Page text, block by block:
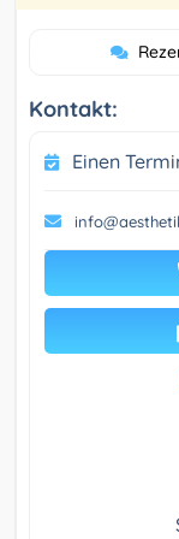
Kontakt:
Einen